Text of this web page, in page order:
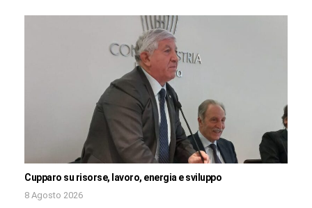
Cupparo su risorse, lavoro, energia e sviluppo
8 Agosto 2026